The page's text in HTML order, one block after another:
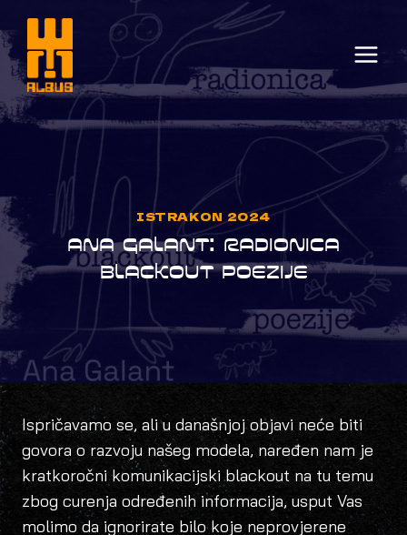
to
content
ISTRAKON 2024
ANA GALANT: RADIONICA
BLACKOUT POEZIJE
Ispričavamo se, ali u današnjoj objavi neće biti
govora o razvoju našeg modela, naređen nam je
kratkoročni komunikacijski blackout na tu temu
zbog curenja određenihinformacija, usput Vas
molimo da ignorirate bilo koje neprovjerene